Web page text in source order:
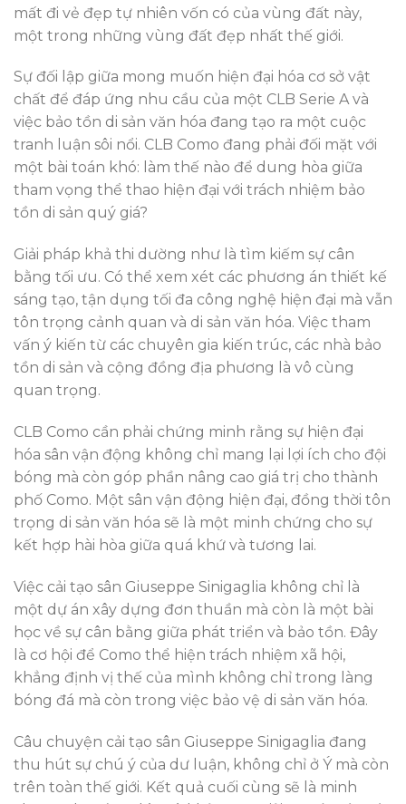
mất đi vẻ đẹp tự nhiên vốn có của vùng đất này,
một trong những vùng đất đẹp nhất thế giới.
Sự đối lập giữa mong muốn hiện đại hóa cơ sở vật
chất để đáp ứng nhu cầu của một CLB Serie A và
việc bảo tồn di sản văn hóa đang tạo ra một cuộc
tranh luận sôi nổi. CLB Como đang phải đối mặt với
một bài toán khó: làm thế nào để dung hòa giữa
tham vọng thể thao hiện đại với trách nhiệm bảo
tồn di sản quý giá?
Giải pháp khả thi dường như là tìm kiếm sự cân
bằng tối ưu. Có thể xem xét các phương án thiết kế
sáng tạo, tận dụng tối đa công nghệ hiện đại mà vẫn
tôn trọng cảnh quan và di sản văn hóa. Việc tham
vấn ý kiến từ các chuyên gia kiến trúc, các nhà bảo
tồn di sản và cộng đồng địa phương là vô cùng
quan trọng.
CLB Como cần phải chứng minh rằng sự hiện đại
hóa sân vận động không chỉ mang lại lợi ích cho đội
bóng mà còn góp phần nâng cao giá trị cho thành
phố Como. Một sân vận động hiện đại, đồng thời tôn
trọng di sản văn hóa sẽ là một minh chứng cho sự
kết hợp hài hòa giữa quá khứ và tương lai.
Việc cải tạo sân Giuseppe Sinigaglia không chỉ là
một dự án xây dựng đơn thuần mà còn là một bài
học về sự cân bằng giữa phát triển và bảo tồn. Đây
là cơ hội để Como thể hiện trách nhiệm xã hội,
khẳng định vị thế của mình không chỉ trong làng
bóng đá mà còn trong việc bảo vệ di sản văn hóa.
Câu chuyện cải tạo sân Giuseppe Sinigaglia đang
thu hút sự chú ý của dư luận, không chỉ ở Ý mà còn
trên toàn thế giới. Kết quả cuối cùng sẽ là minh